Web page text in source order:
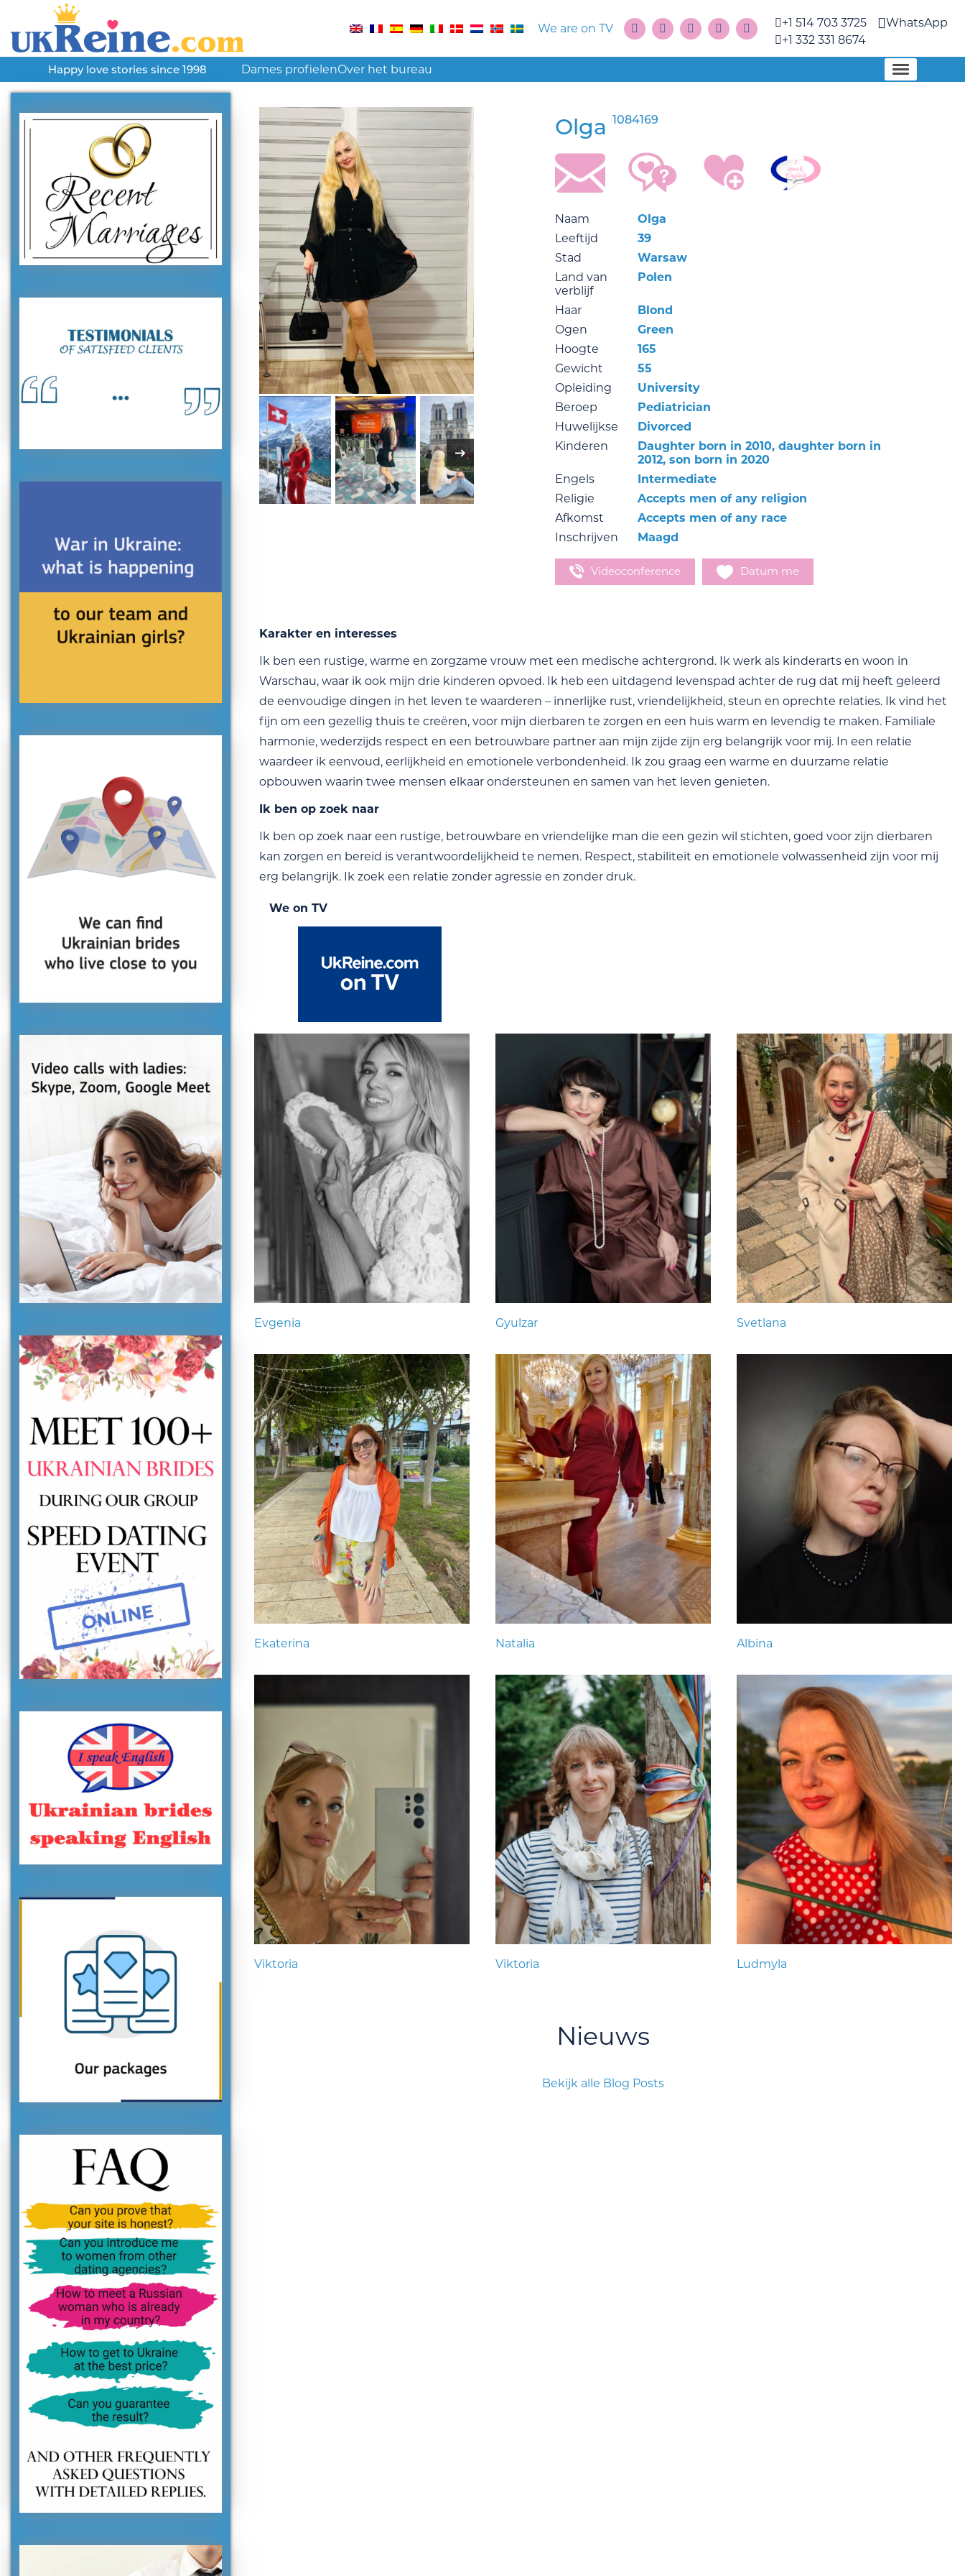
We are on TV
+1 514 703 3725
+1 332 331 8674
WhatsApp
Happy love stories since 1998 Dames profielenOver het bureau
Olga 1084169
Naam
Olga
Leeftijd
39
Stad
Warsaw
Land van
verblijf
Polen
Haar
Blond
Ogen
Green
Hoogte
165
Gewicht
55
Opleiding
University
Beroep
Pediatrician
Huwelijkse
Divorced
Kinderen
Daughter born in 2010, daughter born in
2012, son born in 2020
Engels
Intermediate
Religie
Accepts men of any religion
Afkomst
Accepts men of any race
Inschrijven
Maagd
Videoconference Datum me
Karakter en interesses
Ik ben een rustige, warme en zorgzame vrouw met een medische achtergrond. Ik werk als kinderarts en woon in
Warschau, waar ik ook mijn drie kinderen opvoed. Ik heb een uitdagend levenspad achter de rug dat mij heeft geleerd
de eenvoudige dingen in het leven te waarderen – innerlijke rust, vriendelijkheid, steun en oprechte relaties. Ik vind het
fijn om een gezellig thuis te creëren, voor mijn dierbaren te zorgen en een huis warm en levendig te maken. Familiale
harmonie, wederzijds respect en een betrouwbare partner aan mijn zijde zijn erg belangrijk voor mij. In een relatie
waardeer ik eenvoud, eerlijkheid en emotionele verbondenheid. Ik zou graag een warme en duurzame relatie
opbouwen waarin twee mensen elkaar ondersteunen en samen van het leven genieten.
Ik ben op zoek naar
Ik ben op zoek naar een rustige, betrouwbare en vriendelijke man die een gezin wil stichten, goed voor zijn dierbaren
kan zorgen en bereid is verantwoordelijkheid te nemen. Respect, stabiliteit en emotionele volwassenheid zijn voor mij
erg belangrijk. Ik zoek een relatie zonder agressie en zonder druk.
We on TV
Evgenia Gyulzar Svetlana
Ekaterina Natalia Albina
Viktoria Viktoria Ludmyla
Nieuws
Bekijk alle Blog Posts